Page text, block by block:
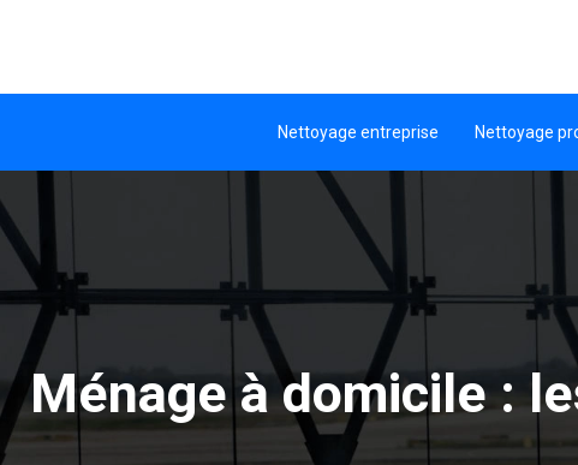
Nettoyage entreprise Nettoyage
Ménage à domicile :